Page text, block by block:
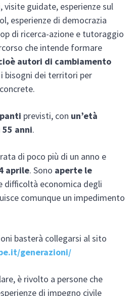
guidate, esperienze sul
esperienze di democrazia
di ricerca-azione e tutoraggio
che intende formare
autori di cambiamento
bisogni dei territori per
previsti, con un’età
anni.
di poco più di un anno e
aprile. Sono aperte le
difficoltà economica degli
comunque un impedimento
basterà collegarsi al sito
generazioni/
è rivolto a persone che
di impegno civile